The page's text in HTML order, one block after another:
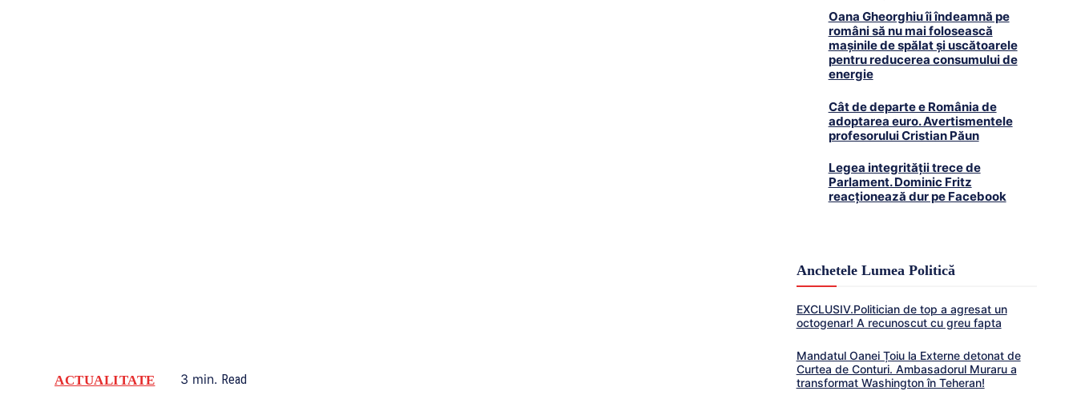
ACTUALITATE 3 min. Read
Oana Gheorghiu îi îndeamnă pe
români să nu mai folosească
mașinile de spălat și uscătoarele
pentru reducerea consumului de
energie
Cât de departe e România de
adoptarea euro. Avertismentele
profesorului Cristian Păun
Legea integrității trece de
Parlament. Dominic Fritz
reacționează dur pe Facebook
Anchetele Lumea Politică
EXCLUSIV.Politician de top a agresat un
octogenar! A recunoscut cu greu fapta
Mandatul Oanei Țoiu la Externe detonat de
Curtea de Conturi. Ambasadorul Muraru a
transformat Washington în Teheran!